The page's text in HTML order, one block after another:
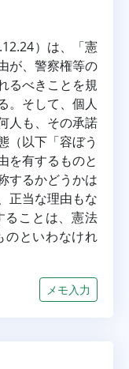
）は、「憲
が、警察権等の
るべきことを規
。そして、個人
人も、その承諾
（以下「容ぼう
を有するものと
するかどうかは
正当な理由もな
ることは、憲法
のといわなけれ
メモ入力